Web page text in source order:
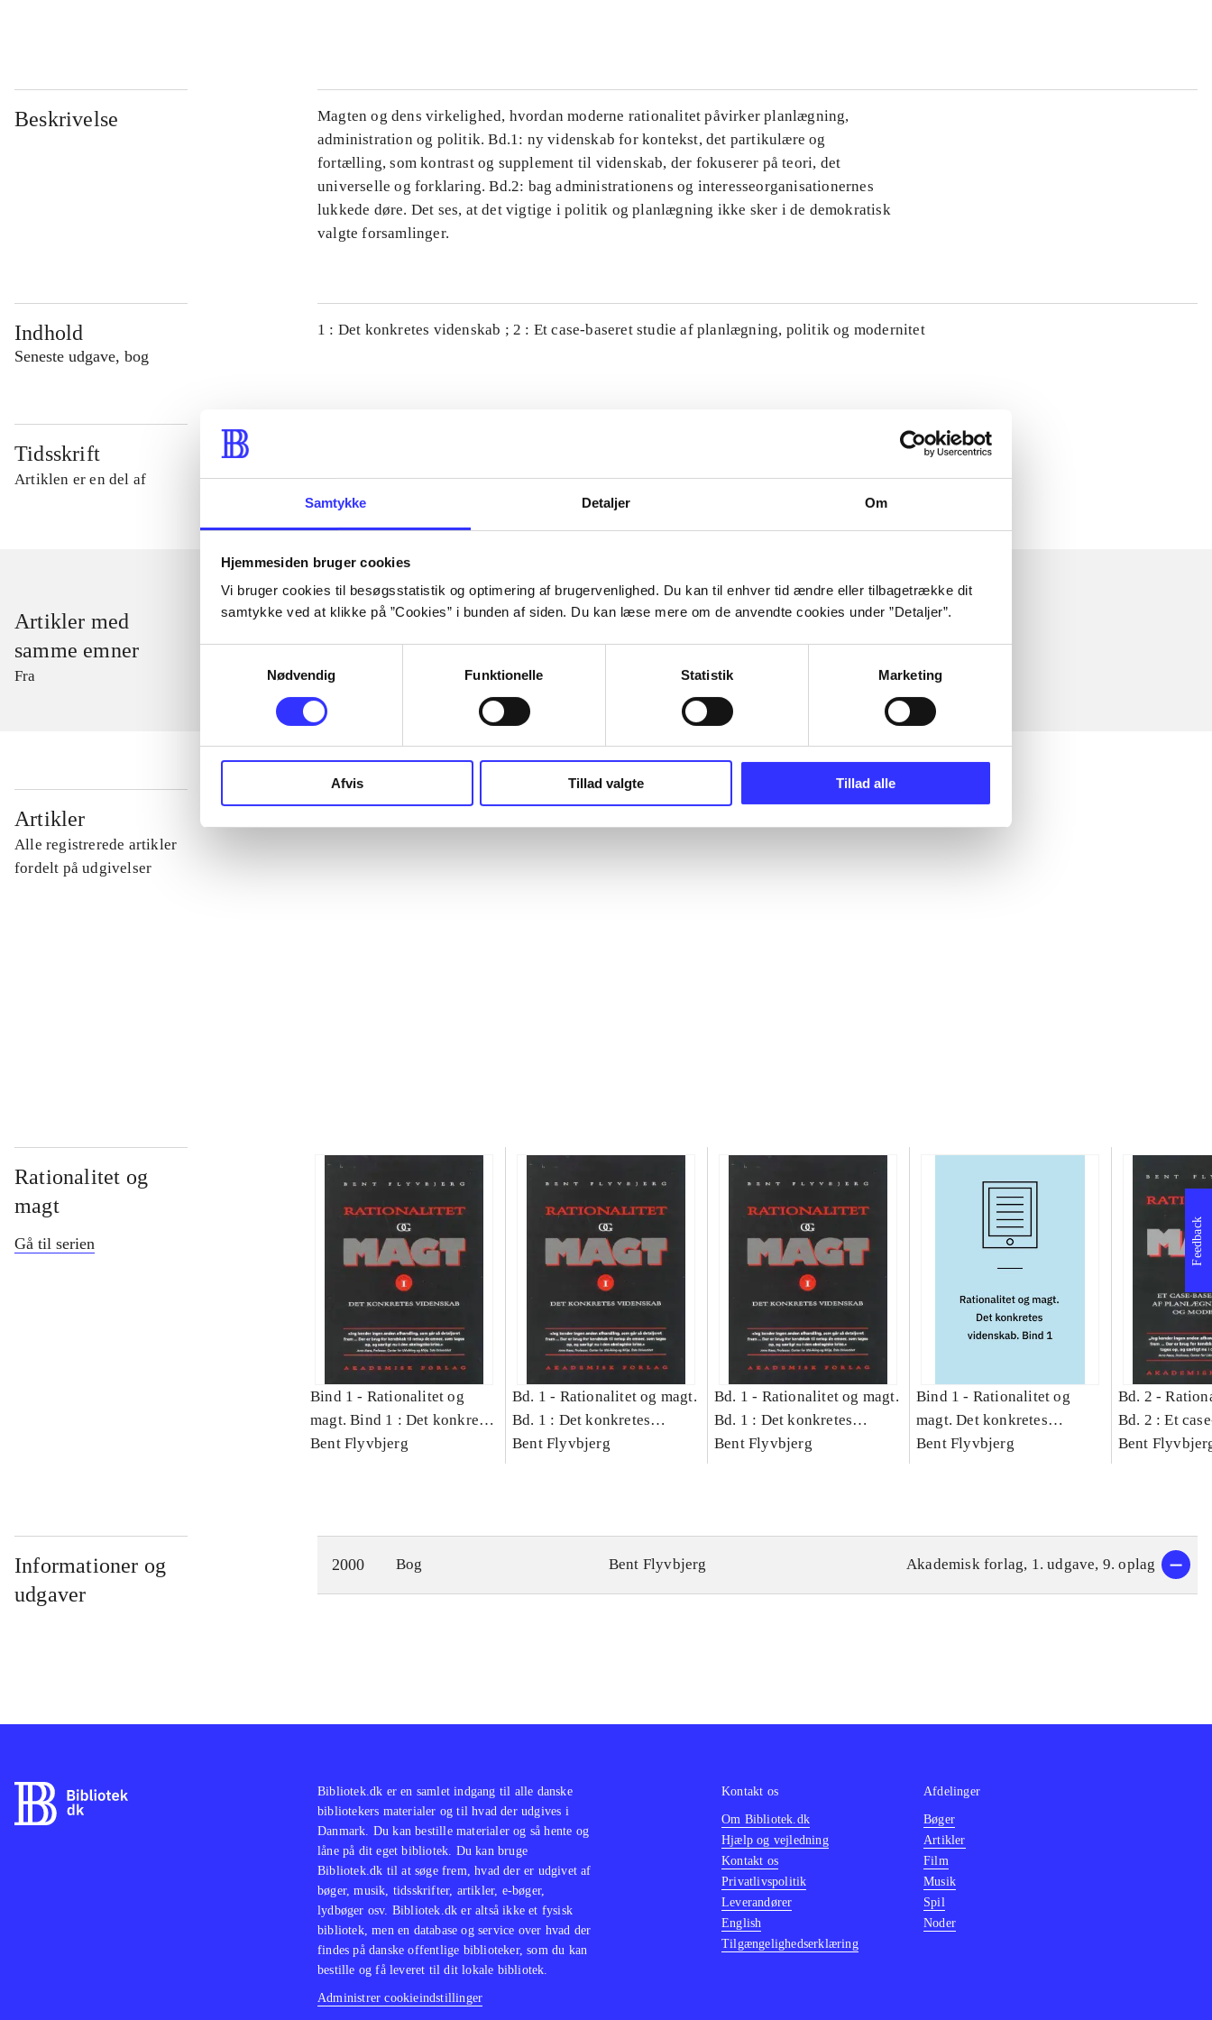
Samtykke Detaljer Om
Hjemmesiden bruger cookies
Vi bruger cookies til besøgsstatistik og optimering af brugervenlighed. Du kan til enhver tid ændre eller tilbagetrække dit
samtykke ved at klikke på ”Cookies” i bunden af siden. Du kan læse mere om de anvendte cookies under ”Detaljer”.
Nødvendig
Funktionelle Statistik Marketing
Afvis Tillad valgte Tillad alle
Beskrivelse
Magten og dens virkelighed, hvordan moderne rationalitet påvirker planlægning,
administration og politik. Bd.1: ny videnskab for kontekst, det partikulære og
fortælling, som kontrast og supplement til videnskab, der fokuserer på teori, det
universelle og forklaring. Bd.2: bag administrationens og interesseorganisationernes
lukkede døre. Det ses, at det vigtige i politik og planlægning ikke sker i de demokratisk
valgte forsamlinger.
Indhold
Seneste udgave, bog
1 : Det konkretes videnskab ; 2 : Et case-baseret studie af planlægning, politik og modernitet
Tidsskrift
Artiklen er en del af
Artikler med
samme emner
Fra
Artikler
Alle registrerede artikler
fordelt på udgivelser
...
Rationalitet og
magt
Gå til serien
Bind 1 - Rationalitet og
magt. Bind 1 : Det konkretes
videnskab
Bent Flyvbjerg
Bd. 1 - Rationalitet og magt.
Bd. 1 : Det konkretes
videnskab
Bent Flyvbjerg
Bd. 1 - Rationalitet og magt.
Bd. 1 : Det konkretes
videnskab
Bent Flyvbjerg
Bind 1 - Rationalitet og
magt. Det konkretes
videnskab. Bind 1
Bent Flyvbjerg
Bd. 2 -
Bd. 2 : Et
studie af
Bent
Informationer og
udgaver
2000 Bog Bent Flyvbjerg Akademisk forlag, 1. udgave, 9. oplag
Feedback
Bibliotek.dk er en samlet indgang til alle danske
bibliotekers materialer og til hvad der udgives i
Danmark. Du kan bestille materialer og så hente og
låne på dit eget bibliotek. Du kan bruge
Bibliotek.dk til at søge frem, hvad der er udgivet af
bøger, musik, tidsskrifter, artikler, e-bøger,
lydbøger osv. Bibliotek.dk er altså ikke et fysisk
bibliotek, men en database og service over hvad der
findes på danske offentlige biblioteker, som du kan
bestille og få leveret til dit lokale bibliotek.
Administrer cookieindstillinger
Kontakt os
Om Bibliotek.dk
Hjælp og vejledning
Kontakt os
Privatlivspolitik
Leverandører
English
Tilgængelighedserklæring
Afdelinger
Bøger
Artikler
Film
Musik
Spil
Noder